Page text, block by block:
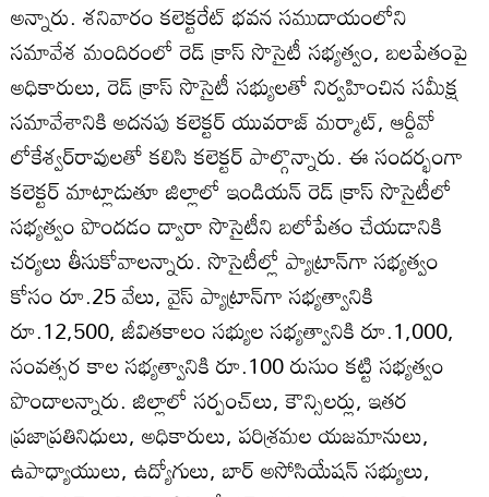
అన్నారు. శనివారం కలెక్టరేట్‌ భవన సముదాయంలోని
సమావేశ మందిరంలో రెడ్‌ క్రాస్‌ సొసైటీ సభ్యత్వం, బలపేతంపై
అధికారులు, రెడ్‌ క్రాస్‌ సొసైటీ సభ్యులతో నిర్వహించిన సమీక్ష
సమావేశానికి అదనపు కలెక్టర్‌ యువరాజ్‌ మర్మాట్‌, ఆర్డీవో
లోకేశ్వర్‌రావులతో కలిసి కలెక్టర్‌ పాల్గొన్నారు. ఈ సందర్భంగా
కలెక్టర్‌ మాట్లాడుతూ జిల్లాలో ఇండియన్‌ రెడ్‌ క్రాస్‌ సొసైటీలో
సభ్యత్వం పొందడం ద్వారా సొసైటీని బలోపేతం చేయడానికి
చర్యలు తీసుకోవాలన్నారు. సొసైటీల్లో ప్యాట్రాన్‌గా సభ్యత్వం
కోసం రూ.25 వేలు, వైస్‌ ప్యాట్రాన్‌గా సభ్యత్వానికి
రూ.12,500, జీవితకాలం సభ్యుల సభ్యత్వానికి రూ.1,000,
సంవత్సర కాల సభ్యత్వానికి రూ.100 రుసుం కట్టి సభ్యత్వం
పొందాలన్నారు. జిల్లాలో సర్పంచ్‌లు, కౌన్సిలర్లు, ఇతర
ప్రజాప్రతినిధులు, అధికారులు, పరిశ్రమల యజమానులు,
ఉపాధ్యాయులు, ఉద్యోగులు, బార్‌ అసోసియేషన్‌ సభ్యులు,